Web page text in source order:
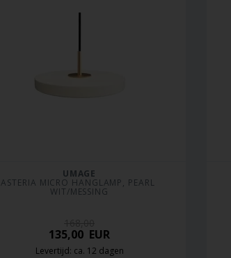
UMAGE
ASTERIA MICRO HANGLAMP, PEARL
WIT/MESSING
135,00 EUR
Levertijd: ca. 12 dagen